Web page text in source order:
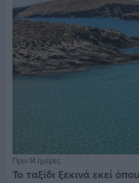
Πριν 14 ημέρες
Το ταξίδι ξεκινά εκεί